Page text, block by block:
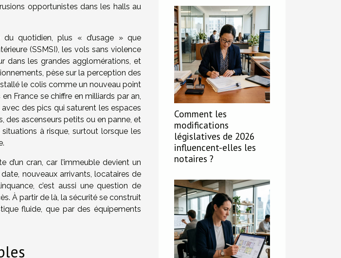
opportunistes dans les halls au
quotidien, plus « d’usage » que
(SSMSI), les vols sans violence
dans les grandes agglomérations, et
pèse sur la perception des
le colis comme un nouveau point
France se chiffre en milliards par an,
des pics qui saturent les espaces
des ascenseurs petits ou en panne, et
à risque, surtout lorsque les
cran, car l’immeuble devient un
nouveaux arrivants, locataires de
c’est aussi une question de
À partir de là, la sécurité se construit
fluide, que par des équipements
Comment les
modifications
législatives de 2026
influencent-elles les
notaires ?